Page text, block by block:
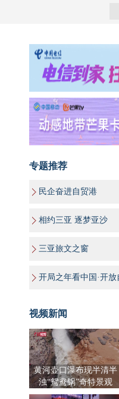
专题推荐
民企奋进自贸港
相约三亚 逐梦亚沙
三亚旅文之窗
开局之年看中国·开
视频新闻
黄河壶口瀑布现半清半
浊“鸳鸯锅”奇特景观